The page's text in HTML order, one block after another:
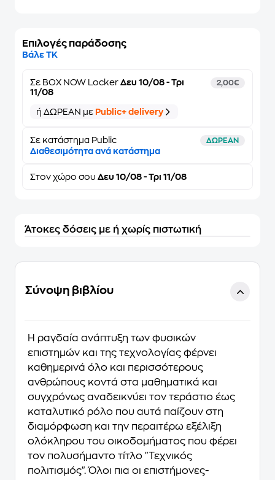
Επιλογές παράδοσης
Βάλε ΤΚ
Σε BOX NOW Locker Δευ 10/08 - Τρι
11/08
2,00€
ή ΔΩΡΕΑΝ με Public+ delivery
Σε κατάστημα Public ΔΩΡΕΑΝ
Διαθεσιμότητα ανά κατάστημα
Στον χώρο σου Δευ 10/08 - Τρι 11/08
Άτοκες δόσεις με ή χωρίς πιστωτική
Σύνοψη βιβλίου
Η ραγδαία ανάπτυξη των φυσικών
επιστημών και της τεχνολογίας φέρνει
καθημερινά όλο και περισσότερους
ανθρώπους κοντά στα μαθηματικά και
συγχρόνως αναδεικνύει τον τεράστιο έως
καταλυτικό ρόλο που αυτά παίζουν στη
διαμόρφωση και την περαιτέρω εξέλιξη
ολόκληρου του οικοδομήματος που φέρει
τον πολυσήμαντο τίτλο "Τεχνικός
πολιτισμός". Όλοι πια οι επιστήμονες-